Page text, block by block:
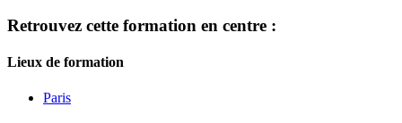
Retrouvez cette formation en centre :
Lieux de formation
Paris